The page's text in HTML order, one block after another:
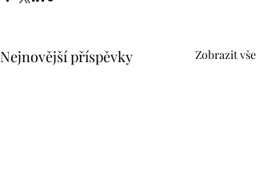
Nejnovější příspěvky Zobrazit vše